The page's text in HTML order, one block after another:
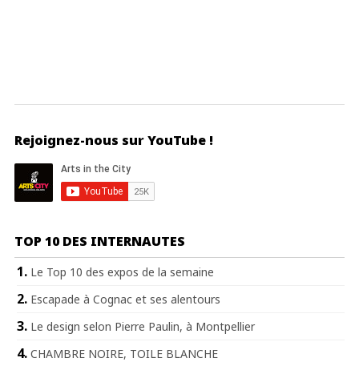
Rejoignez-nous sur YouTube !
TOP 10 DES INTERNAUTES
Le Top 10 des expos de la semaine
Escapade à Cognac et ses alentours
Le design selon Pierre Paulin, à Montpellier
CHAMBRE NOIRE, TOILE BLANCHE